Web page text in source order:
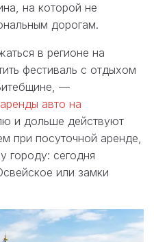
на которой не
дорогам.
в регионе на
фестиваль с отдыхом
—
аренды авто на
и дольше действуют
при посуточной аренде,
городу: сегодня
или замки